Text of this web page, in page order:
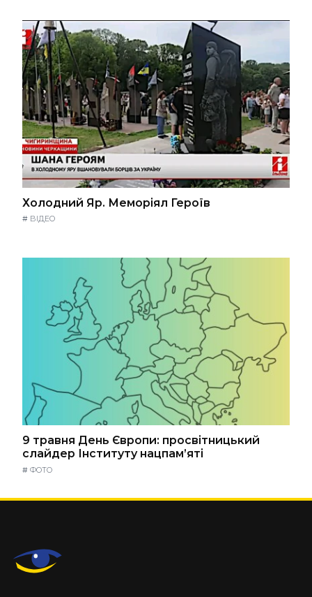
Холодний Яр. Меморіял Героїв
# ВІДЕО
9 травня День Європи: просвітницький
слайдер Інституту нацпам’яті
# ФОТО